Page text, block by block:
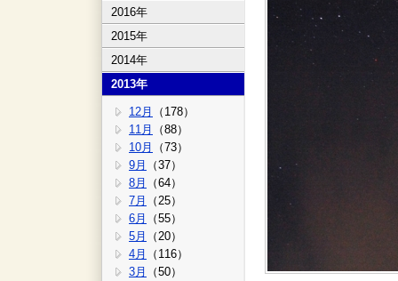
2016年
2015年
2014年
2013年
12月
（178）
11月
（88）
10月
（73）
9月
（37）
8月
（64）
7月
（25）
6月
（55）
5月
（20）
4月
（116）
3月
（50）